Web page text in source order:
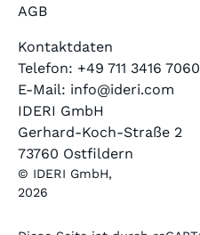
AGB
Kontaktdaten
Telefon: +49 711 3416 7060
E-Mail: info@ideri.com
IDERI GmbH
Gerhard-Koch-Straße 2
73760 Ostfildern
© IDERI GmbH,
2026